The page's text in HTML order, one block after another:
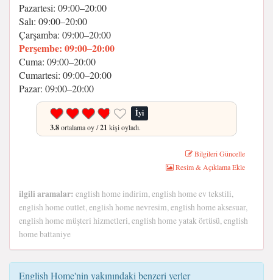
Pazartesi: 09:00–20:00
Salı: 09:00–20:00
Çarşamba: 09:00–20:00
Perşembe: 09:00–20:00
Cuma: 09:00–20:00
Cumartesi: 09:00–20:00
Pazar: 09:00–20:00
İyi
3.8ortalama oy /21 kişi oyladı.
Bilgileri Güncelle
Resim & Açıklama Ekle
ilgili aramalar: english home indirim, english home ev tekstili,
english home outlet, english home nevresim, english home aksesuar,
english home müşteri hizmetleri, english home yatak örtüsü, english
home battaniye
English Home'nin yakınındaki benzeri yerler